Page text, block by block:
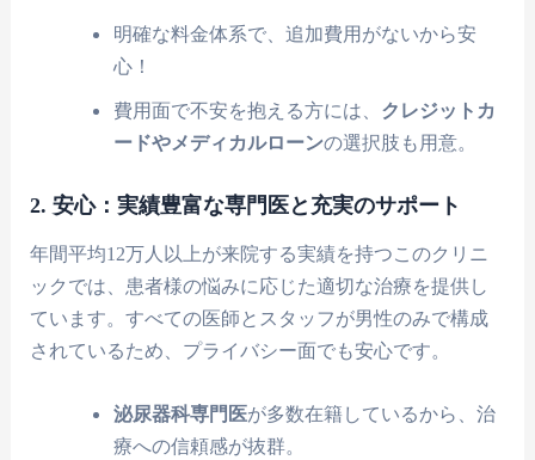
明確な料金体系で、追加費用がないから安
心！
費用面で不安を抱える方には、 クレジットカ
ードやメディカルローンの選択肢も用意。
2. 安心：実績豊富な専門医と充実のサポート
年間平均12万人以上が来院する実績を持つこのクリニ
ックでは、患者様の悩みに応じた適切な治療を提供し
ています。すべての医師とスタッフが男性のみで構成
されているため、プライバシー面でも安心です。
泌尿器科専門医が多数在籍しているから、治
療への信頼感が抜群。